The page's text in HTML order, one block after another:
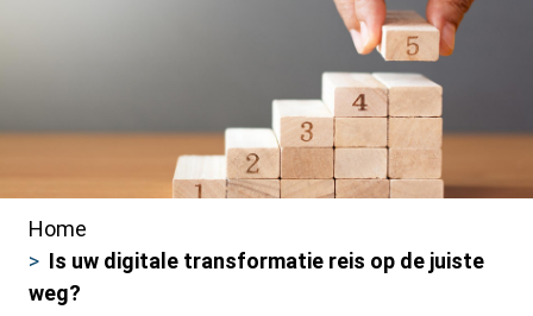
Kruimelpad
Home
Is uw digitale transformatie reis op de juiste
weg?